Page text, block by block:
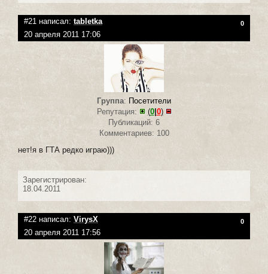
#21 написал: tabletka 0
20 апреля 2011 17:06
Группа: Посетители
Репутация:
(0| 0)
Публикаций: 6
Комментариев: 100
нет!я в ГТА редко играю)))
Зарегистрирован:
18.04.2011
#22 написал: VirysX 0
20 апреля 2011 17:56